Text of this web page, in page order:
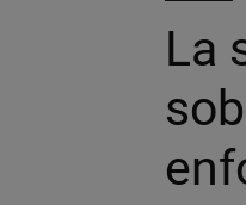
La